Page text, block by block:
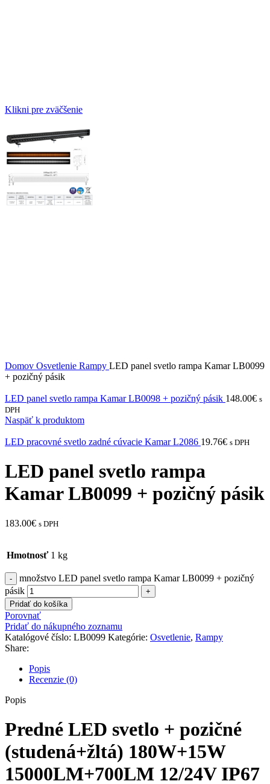
Klikni pre zväčšenie
Domov Osvetlenie Rampy LED panel svetlo rampa Kamar LB0099
+ pozičný pásik
LED panel svetlo rampa Kamar LB0098 + pozičný pásik 148.00€ s
DPH
Naspäť k produktom
LED pracovné svetlo zadné cúvacie Kamar L2086 19.76€ s DPH
LED panel svetlo rampa
Kamar LB0099 + pozičný pásik
183.00€ s DPH
Hmotnosť 1 kg
množstvo LED panel svetlo rampa Kamar LB0099 + pozičný
pásik
Pridať do košíka
Porovnať
Pridať do nákupného zoznamu
Katalógové číslo: LB0099 Kategórie: Osvetlenie, Rampy
Share:
Popis
Recenzie (0)
Popis
Predné LED svetlo + pozičné
(studená+žltá) 180W+15W
15000LM+700LM 12/24V IP67